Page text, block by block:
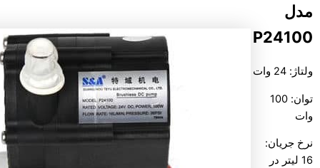
مدل
P24100
ولتاژ: 24 وات
توان: 100
وات
نرخ جریان:
16 لیتر در